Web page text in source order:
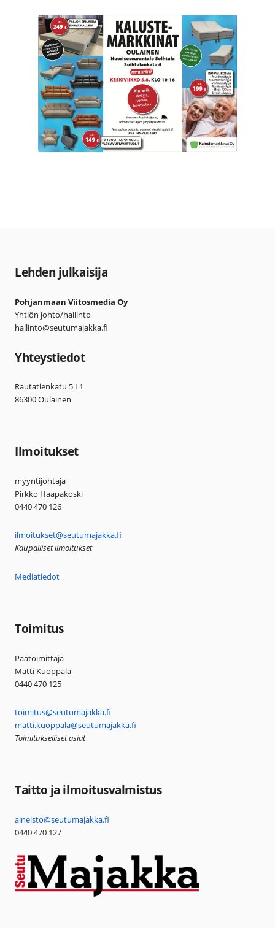
Lehden julkaisija
Pohjanmaan Viitosmedia Oy
Yhtiön johto/hallinto
hallinto@seutumajakka.fi
Yhteystiedot
Rautatienkatu 5 L1
86300 Oulainen
Ilmoitukset
myyntijohtaja
Pirkko Haapakoski
0440 470 126
ilmoitukset@seutumajakka.fi
Kaupalliset ilmoitukset
Mediatiedot
Toimitus
Päätoimittaja
Matti Kuoppala
0440 470 125
toimitus@seutumajakka.fi
matti.kuoppala@seutumajakka.fi
Toimitukselliset asiat
Taitto ja ilmoitusvalmistus
aineisto@seutumajakka.fi
0440 470 127